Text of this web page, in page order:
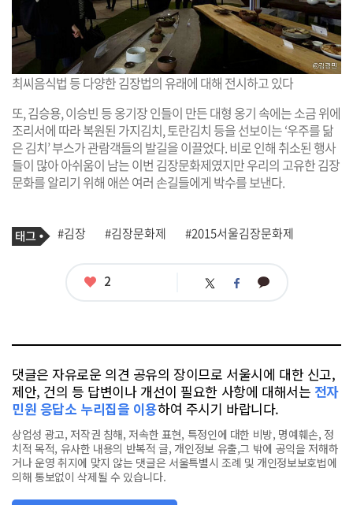
최씨음식법 등 다양한 김장법의 유래에 대해 전시하고 있다
또, 김승용, 이승빈 등 옹기장 인들이 만든 대형 옹기 속에는 소금 위에
조리서에 따라 복원된 가지김치, 토란김치 등을 선보이는 ‘우주를 닮
은 김치’ 부스가 관람객들의 발길을 이끌었다. 비로 인해 취소된 행사
들이 많아 아쉬움이 남는 이번 김장문화제였지만 우리의 고유한 김장
문화를 알리기 위해 애쓴 여러 손길들에게 박수를 보낸다.
기
사
태
그
#김장 #김장문화제 #2015서울김장문화제
좋
2 트 페 카
댓글은 자유로운 의견 공유의 장이므로 서울시에 대한 신고,
제안, 건의 등 답변이나 개선이 필요한 사항에 대해서는 전자
민원 응답소 누리집을 이용하여 주시기 바랍니다.
상업성 광고, 저작권 침해, 저속한 표현, 특정인에 대한 비방, 명예훼손, 정
치적 목적, 유사한 내용의 반복적 글, 개인정보 유출,그 밖에 공익을 저해하
거나 운영 취지에 맞지 않는 댓글은 서울특별시 조례 및 개인정보보호법에
의해 통보없이 삭제될 수 있습니다.